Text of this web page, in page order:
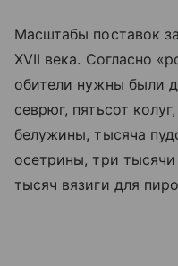
Масштабы поставок
XVII века. Согласно
обители нужны были
севрюг, пятьсот
белужины, тысяча
осетрины, три
тысяч вязиги для